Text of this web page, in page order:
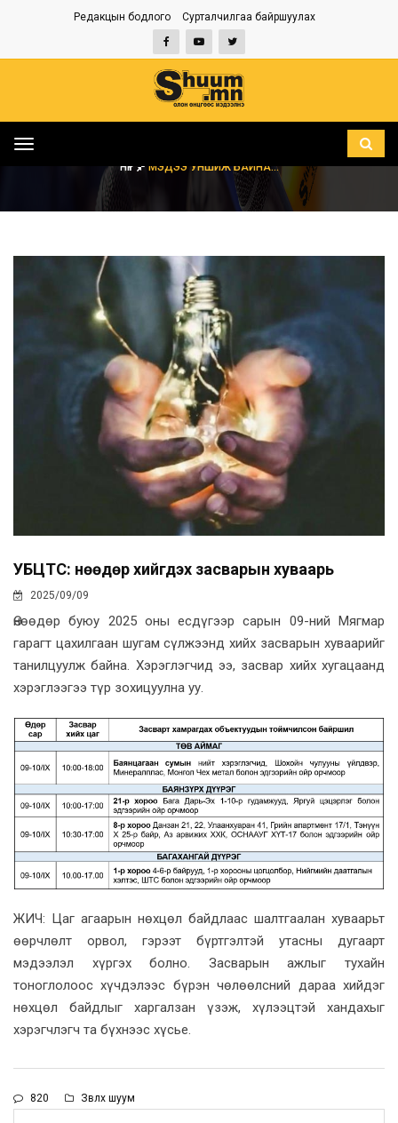
Редакцын бодлого Сурталчилгаа байршуулах
Toggle
НҮҮР МЭДЭЭ УНШИЖ БАЙНА...
УБЦТС: Өнөөдөр хийгдэх засварын хуваарь
2025/09/09
Өнөөдөр буюу 2025 оны есдүгээр сарын 09-ний Мягмар
гарагт цахилгаан шугам сүлжээнд хийх засварын хуваарийг
танилцуулж байна. Хэрэглэгчид ээ, засвар хийх хугацаанд
хэрэглээгээ түр зохицуулна уу.
ЖИЧ: Цаг агаарын нөхцөл байдлаас шалтгаалан хуваарьт
өөрчлөлт орвол, гэрээт бүртгэлтэй утасны дугаарт
мэдээлэл хүргэх болно. Засварын ажлыг тухайн
тоноглолоос хүчдэлээс бүрэн чөлөөлсний дараа хийдэг
нөхцөл байдлыг харгалзан үзэж, хүлээцтэй хандахыг
хэрэгчлэгч та бүхнээс хүсье.
820 Зөвлөх шуум